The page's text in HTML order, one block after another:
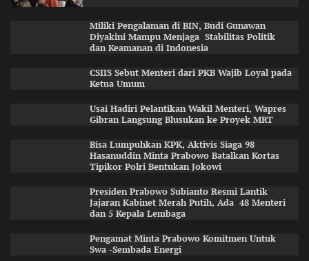
Miliki Pengalaman di BIN, Budi Gunawan
Diyakini Mampu Menjaga Stabilitas Politik
dan Keamanan di Indonesia
CSIIS Sebut Menteri dari PKB Wajib Loyal pada
Ketua Umum
Usai Hadiri Pelantikan Wakil Menteri, Wapres
Gibran Langsung Blusukan ke Proyek MRT
Bisa Lumpuhkan KPK, Aktivis Siaga 98
Hasanuddin Minta Prabowo Batalkan Kortas
Tipikor Polri Bentukan Jokowi
Presiden Prabowo Subianto Resmi Lantik
Jajaran Kabinet Merah Putih, Ada 48 Menteri
dan 5 Kepala Lembaga
Pengamat Minta Prabowo Komitmen Untuk
Swa -Sembada Energi